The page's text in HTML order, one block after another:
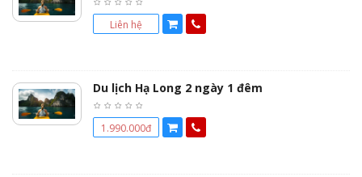
Liên hệ
Du lịch Hạ Long 2 ngày 1 đêm
1.990.000đ